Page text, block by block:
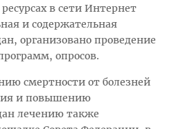
в сети Интернет
и содержательная
организовано проведение
опросов.
смертности от болезней
и повышению
лечению также